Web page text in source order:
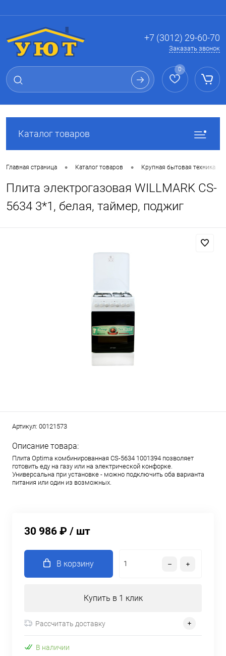
+7 (3012) 29-60-70
Заказать звонок
0
Каталог товаров
Главная страница • Каталог товаров • Крупная бытовая техника
Плита электрогазовая WILLMARK CS-
5634 3*1, белая, таймер, поджиг
Артикул: 00121573
Описание товара:
Плита Optima комбинированная CS-5634 1001394 позволяет
готовить еду на газу или на электрической конфорке.
Универсальна при установке - можно подключить оба варианта
питания или один из возможных.
30 986 ₽ / шт
В корзину
Купить в 1 клик
Рассчитать доставку
В наличии